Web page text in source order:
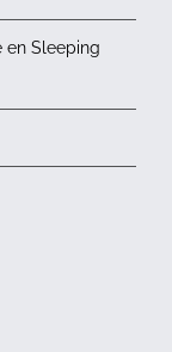
en Sleeping